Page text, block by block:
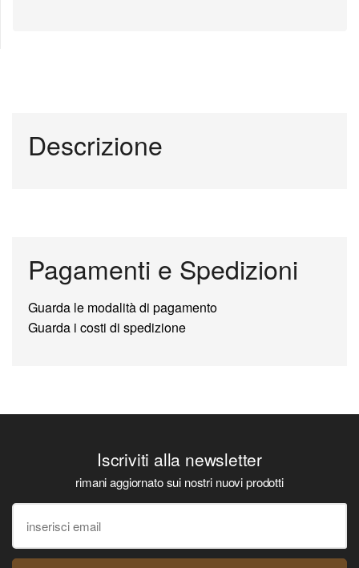
Descrizione
Pagamenti e Spedizioni
Guarda le modalità di pagamento
Guarda i costi di spedizione
Iscriviti alla newsletter
rimani aggiornato sui nostri nuovi prodotti